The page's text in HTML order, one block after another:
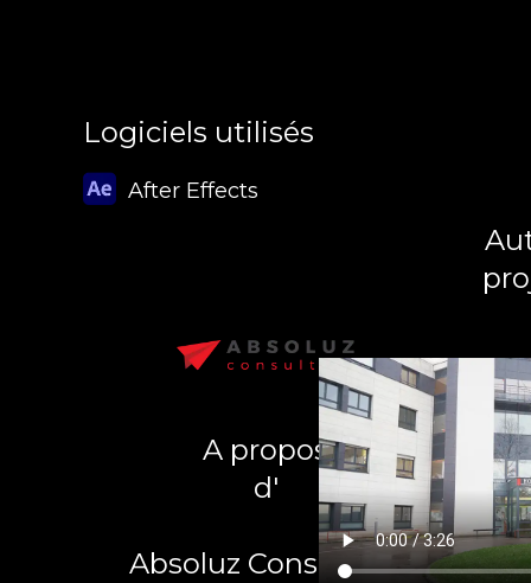
Logiciels utilisés
After Effects
A propos
d'
Absoluz Consulting